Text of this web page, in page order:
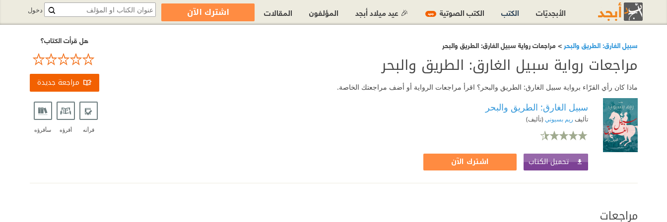
سبيل الغارق: الطريق والبحر> مراجعات رواية سبيل الغارق: الطريق والبحر
مراجعات رواية سبيل الغارق: الطريق والبحر
ماذا كان رأي القرّاء برواية سبيل الغارق: الطريق والبحر؟ اقرأ مراجعات الرواية أو أضف مراجعتك الخاصة.
سبيل الغارق: الطريق والبحر
تأليف ريم بسيوني (تأليف)
تحميل الكتاب اشترك الآن
هل قرأت الكتاب؟
مراجعة جديدة
قرأته أقرؤه سأقرؤه
مراجعات
دخول الأبجديّات الكتب الكتب الصوتية جديد 🎉 عيد ميلاد أبجد المؤلفون المقالات اشترك الآن